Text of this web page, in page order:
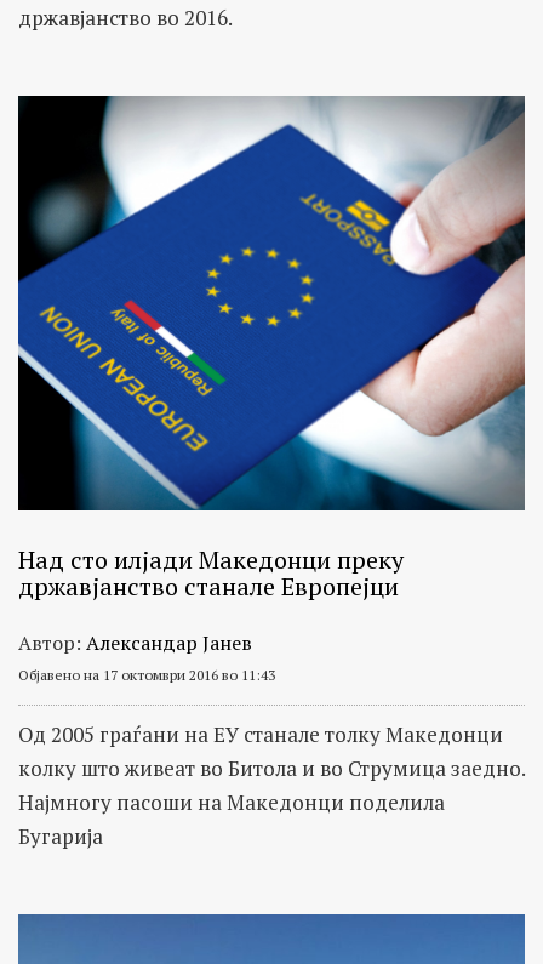
државјанство во 2016.
Над сто илјади Македонци преку
државјанство станале Европејци
Автор: Александар Јанев
Објавено на 17 октомври 2016 во 11:43
Од 2005 граѓани на ЕУ станале толку Македонци
колку што живеат во Битола и во Струмица заедно.
Најмногу пасоши на Македонци поделила
Бугарија